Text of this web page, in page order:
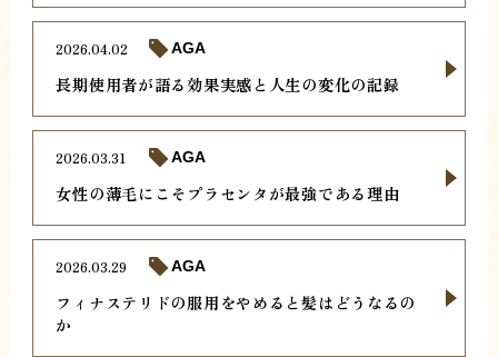
長期使用者が語る効果実感と人生の変化の記録
2026.04.02 AGA
女性の薄毛にこそプラセンタが最強である理由
2026.03.31 AGA
フィナステリドの服用をやめると髪はどうなるの
か
2026.03.29 AGA